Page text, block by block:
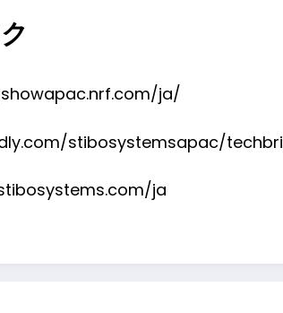
ja/
stibosystemsapac/
ja